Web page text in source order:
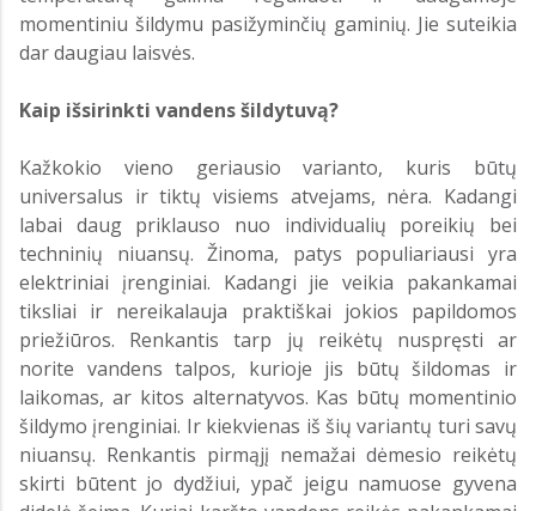
momentiniu šildymu pasižyminčių gaminių. Jie suteikia
dar daugiau laisvės.
Kaip išsirinkti vandens šildytuvą?
Kažkokio vieno geriausio varianto, kuris būtų
universalus ir tiktų visiems atvejams, nėra. Kadangi
labai daug priklauso nuo individualių poreikių bei
techninių niuansų. Žinoma, patys populiariausi yra
elektriniai įrenginiai. Kadangi jie veikia pakankamai
tiksliai ir nereikalauja praktiškai jokios papildomos
priežiūros. Renkantis tarp jų reikėtų nuspręsti ar
norite vandens talpos, kurioje jis būtų šildomas ir
laikomas, ar kitos alternatyvos. Kas būtų momentinio
šildymo įrenginiai. Ir kiekvienas iš šių variantų turi savų
niuansų. Renkantis pirmąjį nemažai dėmesio reikėtų
skirti būtent jo dydžiui, ypač jeigu namuose gyvena